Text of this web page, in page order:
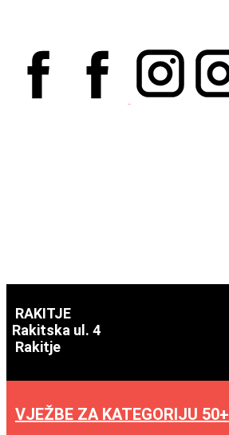
RAKITJE
Rakitska ul. 4
Rakitje
VJEŽBE ZA KATEGORIJU 50+